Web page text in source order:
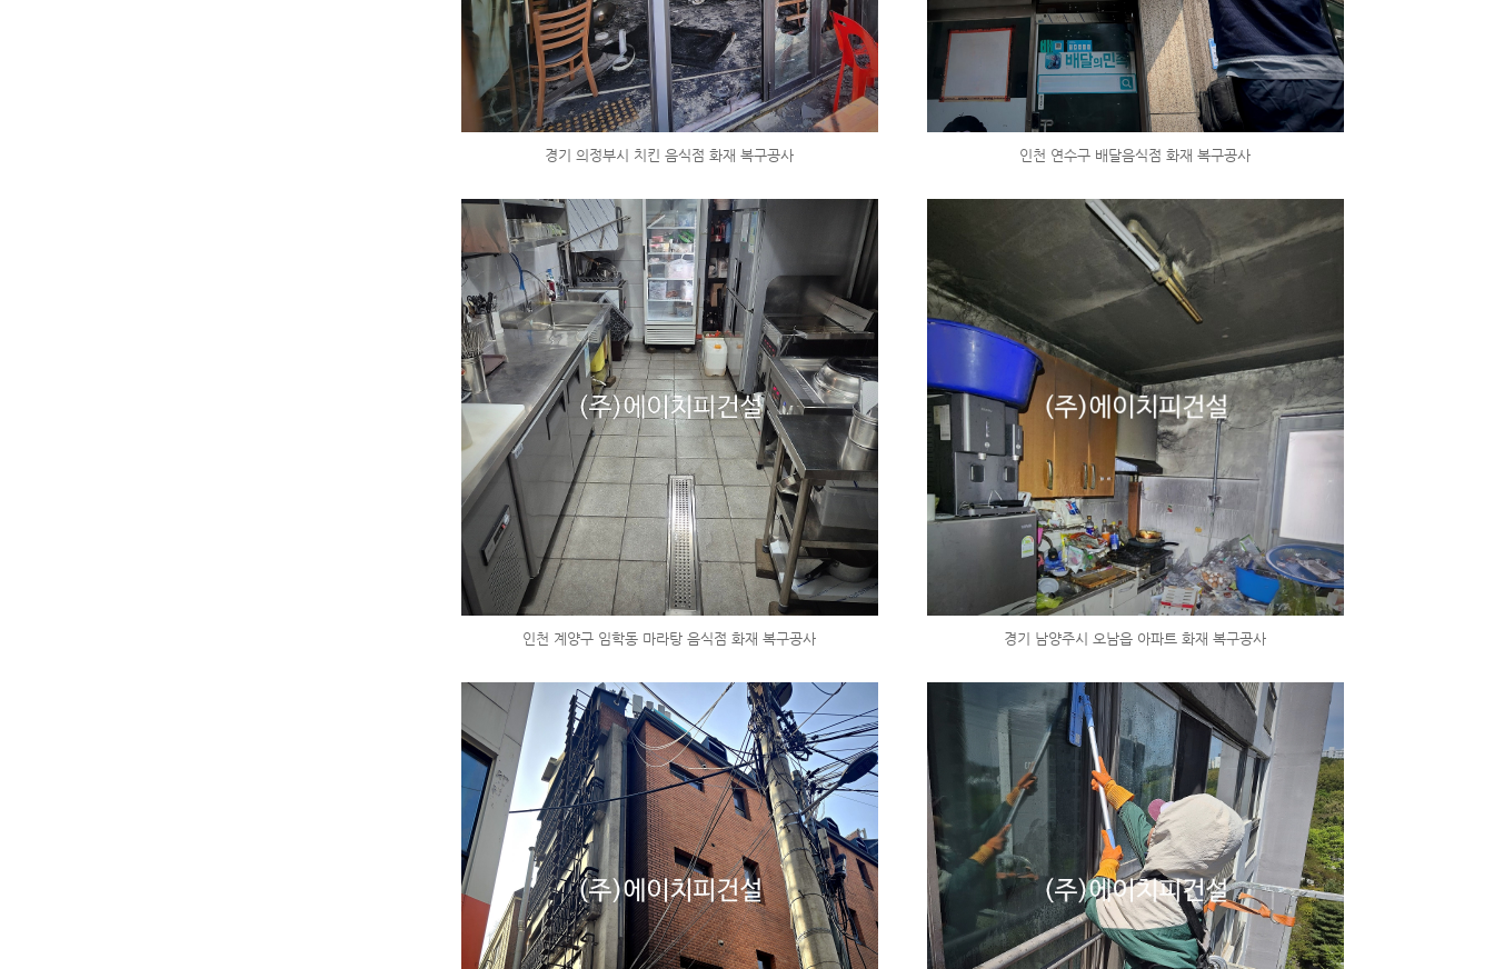
경기 의정부시 치킨 음식점 화재 복구공사 인천 연수구 배달음식점 화재 복구공사
인천 계양구 임학동 마라탕 음식점 화재 복구공사 경기 남양주시 오남읍 아파트 화재 복구공사